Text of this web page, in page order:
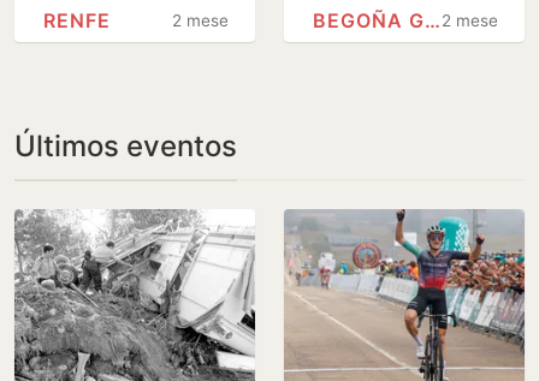
puerta a unos2 meses
RENFE
Gómez en su2 meses
BEGOÑA GÓMEZ
Últimos eventos